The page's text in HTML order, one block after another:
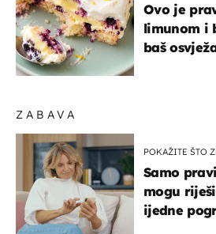
ZABAVA
POKAŽITE ŠTO
Samo
mogu
ijedne
Ovo je
limunom i
baš